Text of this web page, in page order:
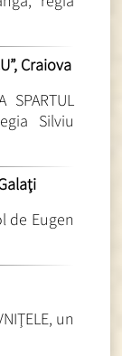
Craiova
Silviu
de Eugen
un